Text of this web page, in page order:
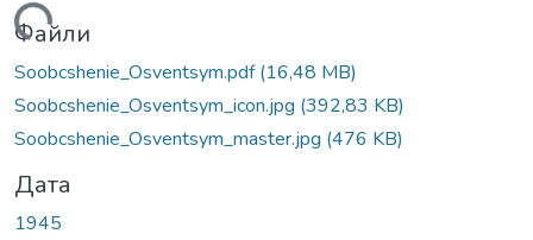
Файли
Soobcshenie_Osventsym.pdf(16,48 MB)
Soobcshenie_Osventsym_icon.jpg (392,83 KB)
Soobcshenie_Osventsym_master.jpg (476 KB)
Дата
1945